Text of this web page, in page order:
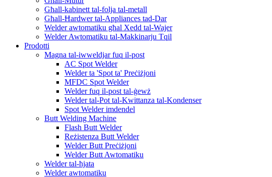
Għall-kabinett tal-folja tal-metall
Għall-Ħardwer tal-Appliances tad-Dar
Welder awtomatiku għal Xedd tal-Wajer
Welder Awtomatiku tal-Makkinarju Tqil
Prodotti
Magna tal-iwweldjar fuq il-post
AC Spot Welder
Welder ta 'Spot ta' Preċiżjoni
MFDC Spot Welder
Welder fuq il-post tal-ġewż
Welder tal-Pot tal-Kwittanza tal-Kondenser
Spot Welder imdendel
Butt Welding Machine
Flash Butt Welder
Reżistenza Butt Welder
Welder Butt Preċiżjoni
Welder Butt Awtomatiku
Welder tal-ħjata
Welder awtomatiku